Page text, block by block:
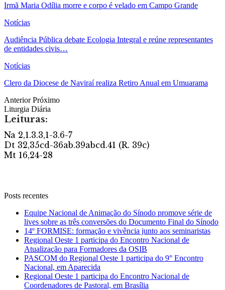
Irmã Maria Odília morre e corpo é velado em Campo Grande
Notícias
Audiência Pública debate Ecologia Integral e reúne representantes
de entidades civis…
Notícias
Clero da Diocese de Naviraí realiza Retiro Anual em Umuarama
AnteriorPróximo
Liturgia Diária
Posts recentes
Equipe Nacional de Animação do Sínodo promove série de
lives sobre as três conversões do Documento Final do Sínodo
14º FORMISE: formação e vivência junto aos seminaristas
Regional Oeste 1 participa do Encontro Nacional de
Atualização para Formadores da OSIB
PASCOM do Regional Oeste 1 participa do 9° Encontro
Nacional, em Aparecida
Regional Oeste 1 participa do Encontro Nacional de
Coordenadores de Pastoral, em Brasília